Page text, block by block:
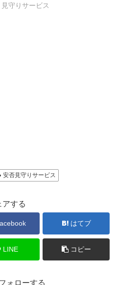
見守りサービス
安否見守りサービス
アする
はてブ
LINE コピー
ォローする